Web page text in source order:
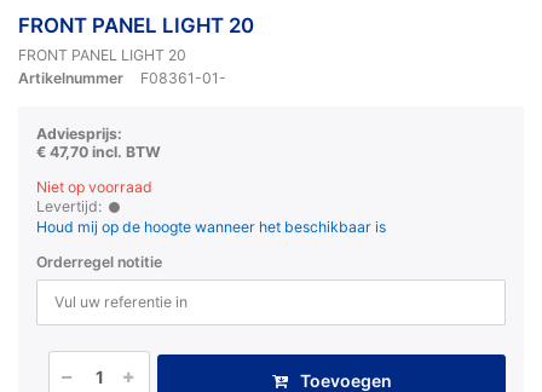
FRONT PANEL LIGHT 20
FRONT PANEL LIGHT 20
Artikelnummer
F08361-01-
Adviesprijs:
€ 47,70 incl. BTW
Niet op voorraad
Levertijd:
Houd mij op de hoogte wanneer het beschikbaar is
Orderregel notitie
Toevoegen